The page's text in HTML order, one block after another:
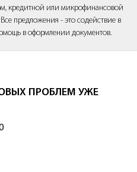
кредитной или микрофинансовой
предложения - это содействие в
в оформлении документов.
ПРОБЛЕМ УЖЕ